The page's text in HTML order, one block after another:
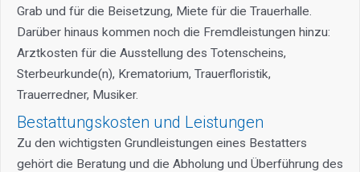
Grab und für die Beisetzung, Miete für die Trauerhalle.
Darüber hinaus kommen noch die Fremdleistungen hinzu:
Arztkosten für die Ausstellung des Totenscheins,
Sterbeurkunde(n), Krematorium, Trauerfloristik,
Trauerredner, Musiker.
Bestattungskosten und Leistungen
Zu den wichtigsten Grundleistungen eines Bestatters
gehört die Beratung und die Abholung und Überführung des